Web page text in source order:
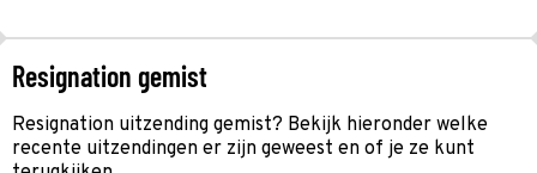
Resignation gemist
Resignation uitzending gemist? Bekijk hieronder welke
recente uitzendingen er zijn geweest en of je ze kunt